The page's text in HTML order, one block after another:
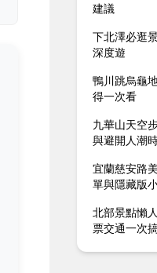
建議
下北澤必逛
深度遊
鴨川跳烏龜
得一次看
九華山天空
與避開人潮
宜蘭慈安路
單與隱藏版
北部景點懶
票交通一次